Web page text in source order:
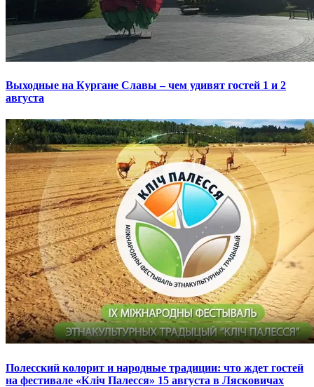
Выходные на Кургане Славы – чем удивят гостей 1 и 2
августа
Полесский колорит и народные традиции: что ждет гостей
на фестивале «Кліч Палесся» 15 августа в Лясковичах